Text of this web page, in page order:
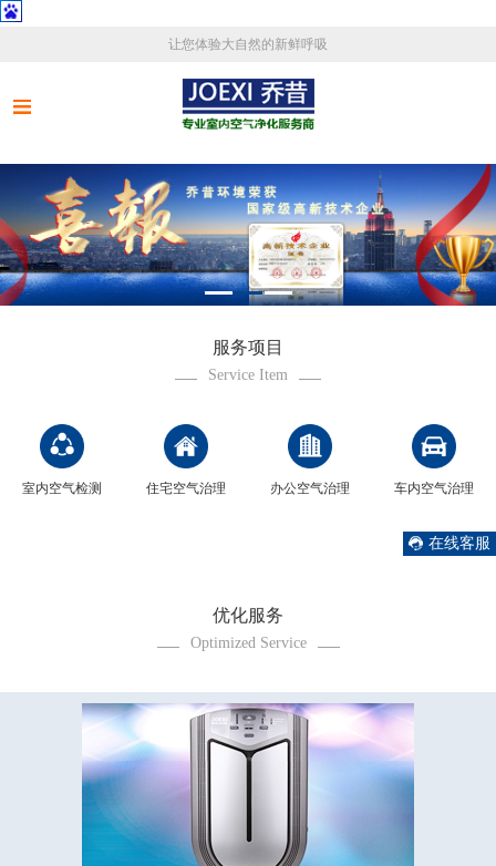
让您体验大自然的新鲜呼吸
服务项目
Service Item
室内空气检测 住宅空气治理 办公空气治理 车内空气治理
在线客服
优化服务
Optimized Service